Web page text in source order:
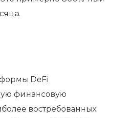
DeFi
финансовую
востребованных